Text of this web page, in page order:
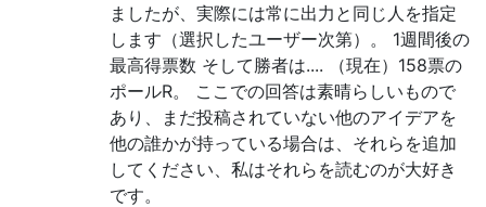
ましたが、実際には常に出力と同じ人を指定
します（選択したユーザー次第）。 1週間後の
最高得票数 そして勝者は.... （現在）158票の
ポールR。 ここでの回答は素晴らしいもので
あり、まだ投稿されていない他のアイデアを
他の誰かが持っている場合は、それらを追加
してください、私はそれらを読むのが大好き
です。